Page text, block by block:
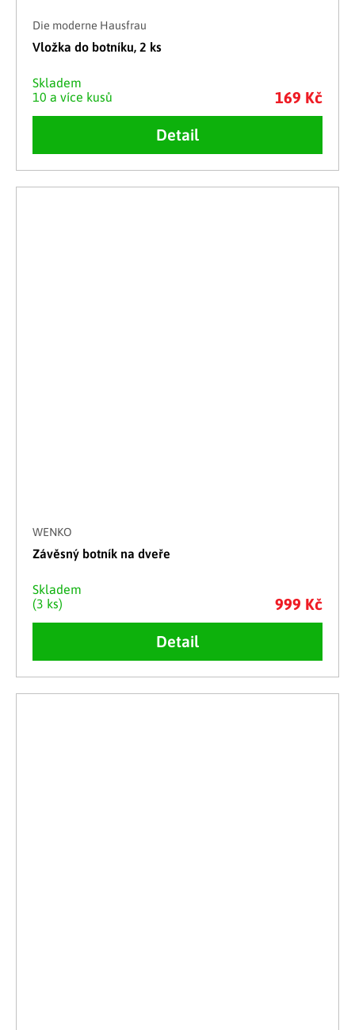
Die moderne Hausfrau
Vložka do botníku, 2 ks
Skladem
10 a více kusů
169 Kč
Detail
WENKO
Závěsný botník na dveře
Skladem
(3 ks)
999 Kč
Detail